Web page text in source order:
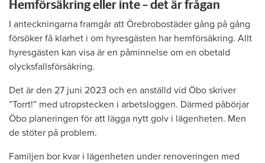
Hemförsäkring eller inte – det är frågan
I anteckningarna framgår att Örebrobostäder gång på gång
försöker få klarhet i om hyresgästen har hemförsäkring. Allt
hyresgästen kan visa är en påminnelse om en obetald
olycksfallsförsäkring.
Det är den 27 juni 2023 och en anställd vid Öbo skriver
”Torrt!” med utropstecken i arbetsloggen. Därmed påbörjar
Öbo planeringen för att lägga nytt golv i lägenheten. Men
de stöter på problem.
Familjen bor kvar i lägenheten under renoveringen med